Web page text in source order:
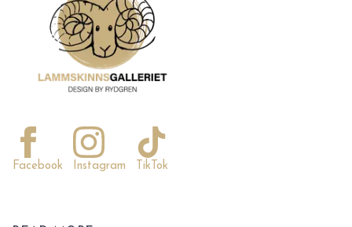
Facebook Instagram TikTok